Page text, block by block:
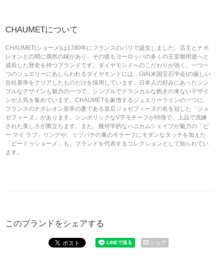
CHAUMETについて
CHAUMET(ショーメ)は1780年にフランスのパリで誕生しました。店主とナポ
レオンとの間に偶然の縁があり、その後もヨーロッパの多くの王室御用達へと
成長した歴史を持つブランドです。ダイヤモンドへのこだわりが強く、一つ一
つのジュエリーにあしらわれるダイヤモンドには、GIA(米国宝石学会)の厳しい
自社基準をクリアしたものだけを採用しています。日本人の好みにあったシン
プルなデザインも魅力の一つで、シンプルでクラシカルな飽きの来ないデザイ
ンが人気を集めています。CHAUMETを象徴するジュエリーラインの一つに、
フランスのナポレオン皇帝の妻である皇后ジョゼフィーヌの名を冠した「ジョ
ゼフィーヌ」があります。シンボリックなV字モチーフが特徴で、上品で洗練
された美しさが際立ちます。また、幾何学的なハニカムシェイプが魅力の「ビ
ー マイ ラブ」リングや、ミツバチの巣のモチーフにモダンなタッチを加えた
「ビードゥショーメ」も、ブランドを代表するコレクションとして知られてい
ます。
このブランドをシェアする
シェア